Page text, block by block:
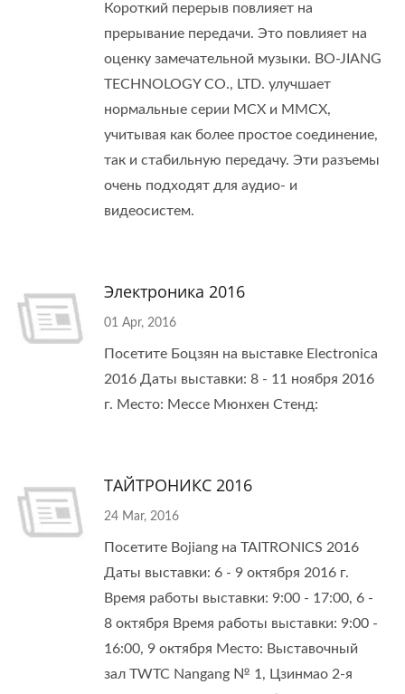
Короткий перерыв повлияет на
прерывание передачи. Это повлияет на
оценку замечательной музыки. BO-JIANG
TECHNOLOGY CO., LTD. улучшает
нормальные серии MCX и MMCX,
учитывая как более простое соединение,
так и стабильную передачу. Эти разъемы
очень подходят для аудио- и
видеосистем.
Электроника 2016
01 Apr, 2016
Посетите Боцзян на выставке Electronica
2016 Даты выставки: 8 - 11 ноября 2016
г. Место: Мессе Мюнхен Стенд:
ТАЙТРОНИКС 2016
24 Mar, 2016
Посетите Bojiang на TAITRONICS 2016
Даты выставки: 6 - 9 октября 2016 г.
Время работы выставки: 9:00 - 17:00, 6 -
8 октября Время работы выставки: 9:00 -
16:00, 9 октября Место: Выставочный
зал TWTC Nangang № 1, Цзинмао 2-я